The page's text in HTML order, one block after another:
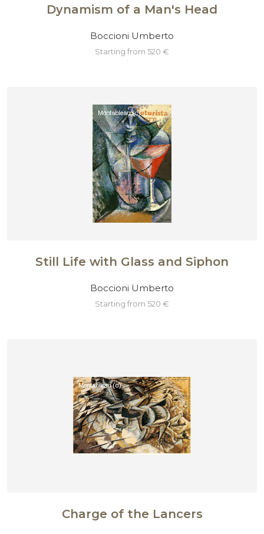
Dynamism of a Man's Head
Boccioni Umberto
starting from 520 €
Still Life with Glass and Siphon
Boccioni Umberto
starting from 520 €
Charge of the Lancers